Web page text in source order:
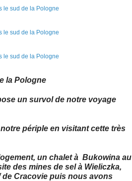
la Pologne
un survol de notre voyage
périple en visitant cette très
un chalet à Bukowina au
des mines de sel à Wieliczka,
Cracovie puis nous avons